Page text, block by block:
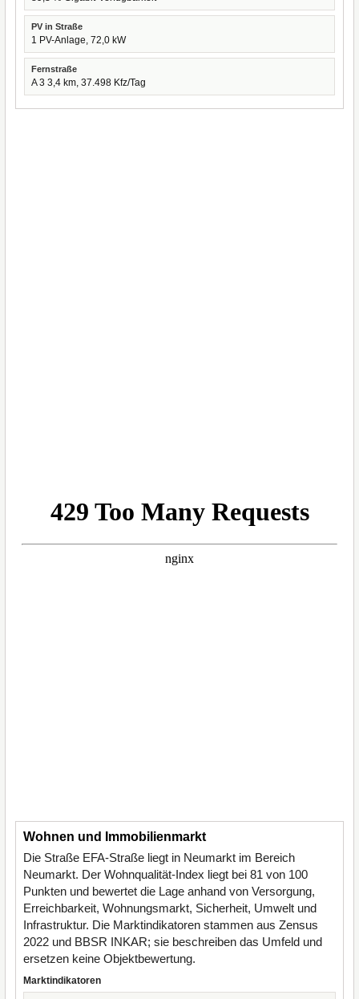
PV in Straße
1 PV-Anlage, 72,0 kW
Fernstraße
A 3 3,4 km, 37.498 Kfz/Tag
Wohnen und Immobilienmarkt
Die Straße EFA-Straße liegt in Neumarkt im Bereich
Neumarkt. Der Wohnqualität-Index liegt bei 81 von 100
Punkten und bewertet die Lage anhand von Versorgung,
Erreichbarkeit, Wohnungsmarkt, Sicherheit, Umwelt und
Infrastruktur. Die Marktindikatoren stammen aus Zensus
2022 und BBSR INKAR; sie beschreiben das Umfeld und
ersetzen keine Objektbewertung.
Marktindikatoren